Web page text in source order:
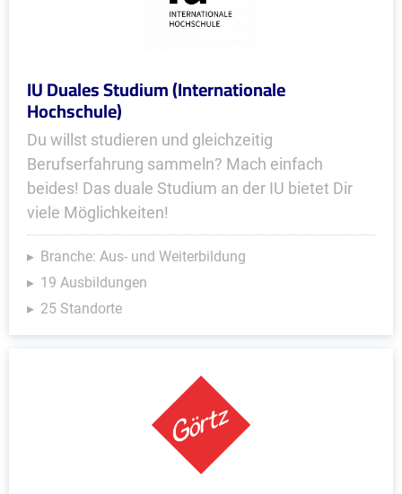
IU Duales Studium (Internationale
Hochschule)
Du willst studieren und gleichzeitig
Berufserfahrung sammeln? Mach einfach
beides! Das duale Studium an der IU bietet Dir
viele Möglichkeiten!
Branche: Aus- und Weiterbildung
19 Ausbildungen
25 Standorte